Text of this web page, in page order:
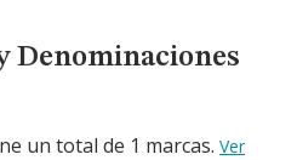
Comerciales
Denominaciones
un total de 1 marcas. Ver